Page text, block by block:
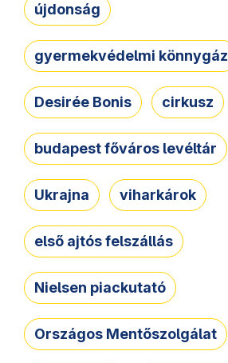
újdonság
gyermekvédelmi könnygáz
Desirée Bonis cirkusz
budapest főváros levéltár
Ukrajna viharkárok
első ajtós felszállás
Nielsen piackutató
Országos Mentőszolgálat